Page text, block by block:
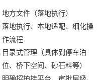
地方文件（落地执行）
落地执行、本地适配、细化操
作流程
目录式管理（具体到停车泊
位、桥下空间、砂石料等）